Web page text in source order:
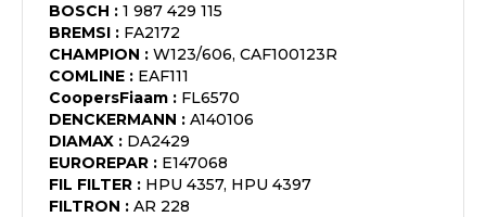
BOSCH : 1 987 429 115
BREMSI : FA2172
CHAMPION : W123/606, CAF100123R
COMLINE : EAF111
CoopersFiaam : FL6570
DENCKERMANN : A140106
DIAMAX : DA2429
EUROREPAR : E147068
FIL FILTER : HPU 4357, HPU 4397
FILTRON : AR 228